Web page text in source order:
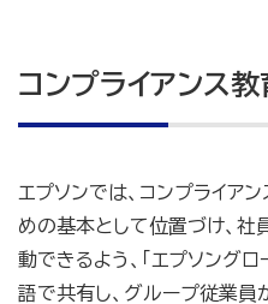
コンプライアンス教
エプソンでは、コンプライア
めの基本として位置づけ、
動できるよう、「エプソング
語で共有し、グループ従業